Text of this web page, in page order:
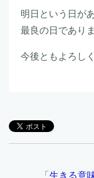
明日という日が
最良の日であり
今後ともよろし
「 生きる意